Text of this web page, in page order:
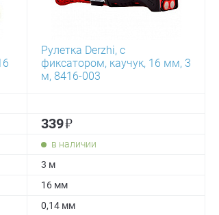
Рулетка Derzhi, с
фиксатором, каучук, 16 мм, 3
м, 8416-003
339₽
в наличии
3 м
16 мм
0,14 мм